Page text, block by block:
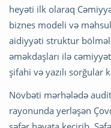
heyəti ilk olaraq
biznes modeli və
aidiyyəti struktur
əməkdaşları ilə
şifahi və yazılı sorğular
Növbəti mərhələdə
rayonunda yerləşən